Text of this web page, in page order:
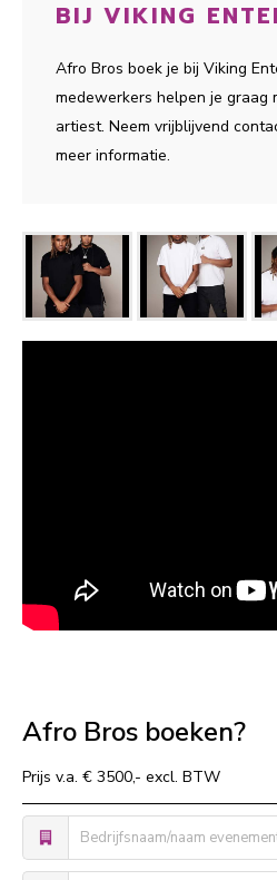
BIJ VIKING
Afro Bros boek je bij Viking
medewerkers helpen je graag
artiest. Neem vrijblijvend
meer informatie.
Afro Bros boeken?
Prijs v.a. € 3500,- excl. BTW